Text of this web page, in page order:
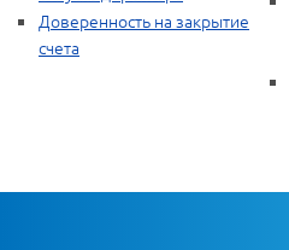
Доверенность на закрытие
счета